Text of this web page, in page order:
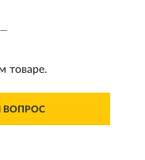
товаре.
ВОПРОС